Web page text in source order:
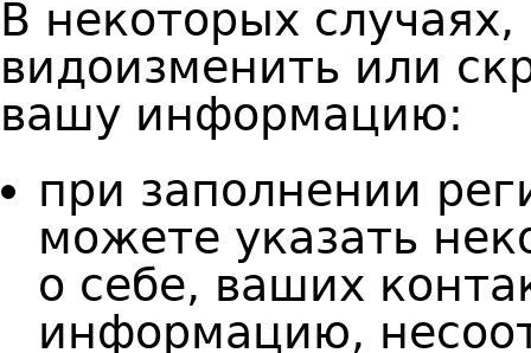
В некоторых
видоизменить или
вашу информацию:
при заполнении
можете указать
о себе, ваших
информацию,